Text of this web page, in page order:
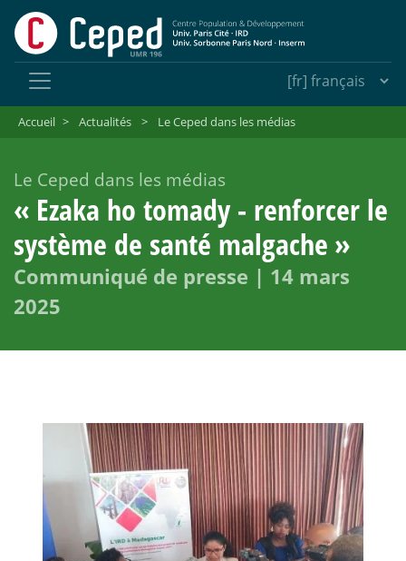
Accueil > Actualités > Le Ceped dans les médias
Le Ceped dans les médias
« Ezaka ho tomady - renforcer le
système de santé malgache »
Communiqué de presse | 14 mars
2025